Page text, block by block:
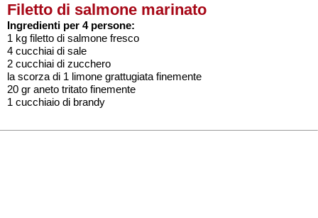
Filetto di salmone marinato
Ingredienti per 4 persone:
1 kg filetto di salmone fresco
4 cucchiai di sale
2 cucchiai di zucchero
la scorza di 1 limone grattugiata finemente
20 gr aneto tritato finemente
1 cucchiaio di brandy